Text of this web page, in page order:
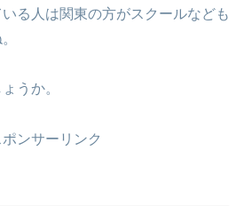
る人は関東の方がスクールなども
うか。
ポンサーリンク